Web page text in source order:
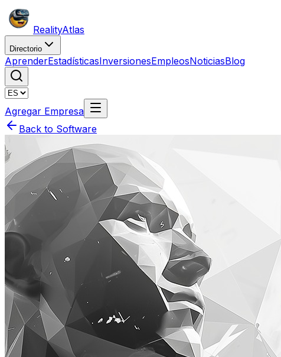
RealityAtlas
Directorio
AprenderEstadísticasInversionesEmpleosNoticiasBlog
Agregar Empresa
Back to Software